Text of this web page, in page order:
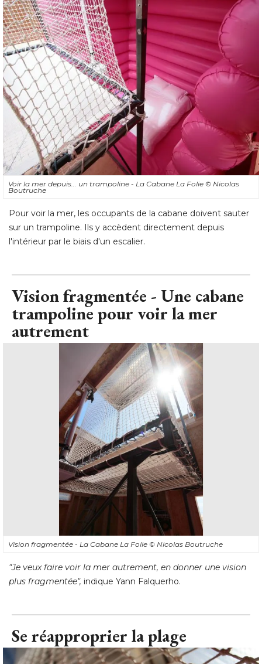
Voir la mer depuis... un trampoline - La Cabane La Folie © Nicolas
Boutruche
Pour voir la mer, les occupants de la cabane doivent sauter
sur un trampoline. Ils y accèdent directement depuis
l'intérieur par le biais d'un escalier.
Vision fragmentée - Une cabane
trampoline pour voir la mer
autrement
Vision fragmentée - La Cabane La Folie © Nicolas Boutruche
"Je veux faire voir la mer autrement, en donner une vision
plus fragmentée", indique Yann Falquerho.
Se réapproprier la plage